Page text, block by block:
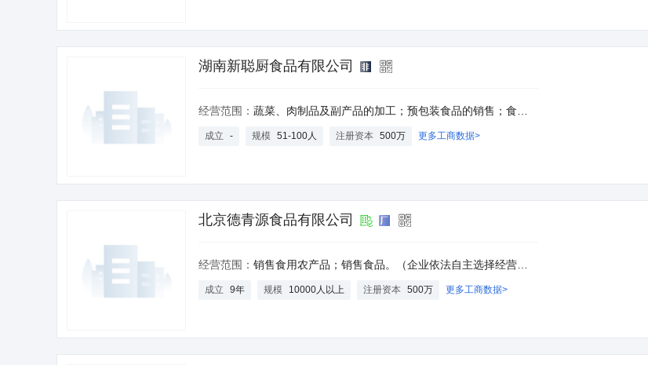
湖南新聪厨食品有限公司
经营范围： 蔬菜、肉制品及副产品的加工；预包装食品的销售；食品的互联网销售；速冻食品制造。（依法须经批准的项目，经相关部门批准后方可开展经营活动）
成立 - 规模 51-100人 注册资本 500万 更多工商数据>
北京德青源食品有限公司
经营范围： 销售食用农产品；销售食品。（企业依法自主选择经营项目，开展经营活动；销售食品以及依法须经批准的项目，经相关部门批准后依批准的内容开展经营活动；不得从事本市产业政策禁止和限制类项目的经营活动。）
成立 9年 规模 10000人以上 注册资本 500万 更多工商数据>